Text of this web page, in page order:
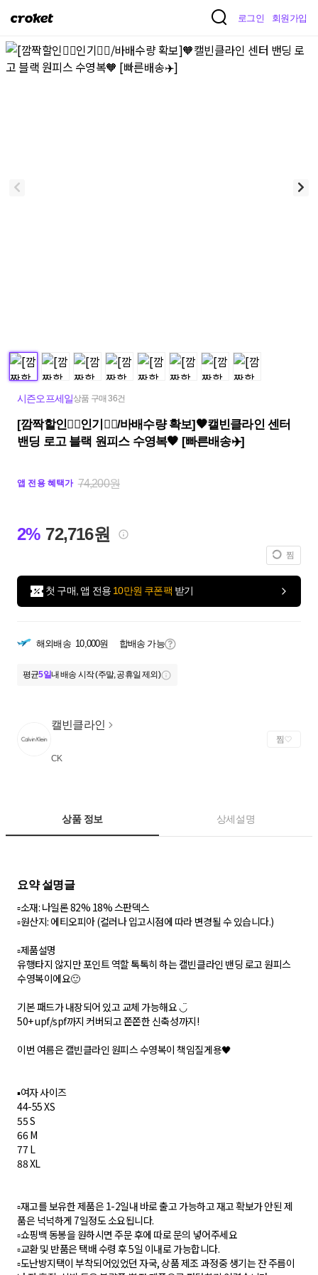
크
켓
로그인 회원가입
시즌오프세일상품 구매 36건
[깜짝할인❤️‍🔥인기❤️‍🔥/바배수량 확보]🧡캘빈클라인 센터
밴딩 로고 블랙 원피스 수영복🧡 [빠른배송✈️]
앱 전용 혜택가 74,200원
2% 72,716원
찜
첫 구매, 앱 전용 10만원 쿠폰팩 받기
해외배송 10,000원 합배송 가능
평균5일내 배송 시작 (주말, 공휴일 제외)
캘빈클라인
CK
찜
상품 정보 상세설명
요약 설명글
▫️소재: 나일론 82% 18% 스판덱스
▫️원산지: 에티오피아 (컬러나 입고시점에 따라 변경될 수 있습니다.)
▫️제품설명
유행타지 않지만 포인트 역할 톡톡히 하는 캘빈클라인 밴딩 로고 원피스
수영복이에요🙂
기본 패드가 내장되어 있고 교체 가능해요 ◡̈
50+ upf/spf까지 커버되고 쫀쫀한 신축성까지!
이번 여름은 캘빈클라인 원피스 수영복이 책임질게용🖤
▪️여자 사이즈
44-55 XS
55 S
66 M
77 L
88 XL
▫️재고를 보유한 제품은 1-2일내 바로 출고 가능하고 재고 확보가 안된 제
품은 넉넉하게 7일정도 소요됩니다.
▫️쇼핑백 동봉을 원하시면 주문 후에 따로 문의 넣어주세요
▫️교환 및 반품은 택배 수령 후 5일 이내로 가능합니다.
▫️도난방지택이 부착되어있었던 자국, 상품 제조 과정중 생기는 잔 주름이